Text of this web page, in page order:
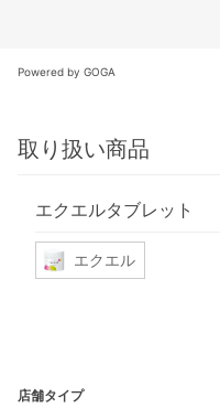
Powered by GOGA
取り扱い商品
エクエルタブレット
エクエル
店舗タイプ